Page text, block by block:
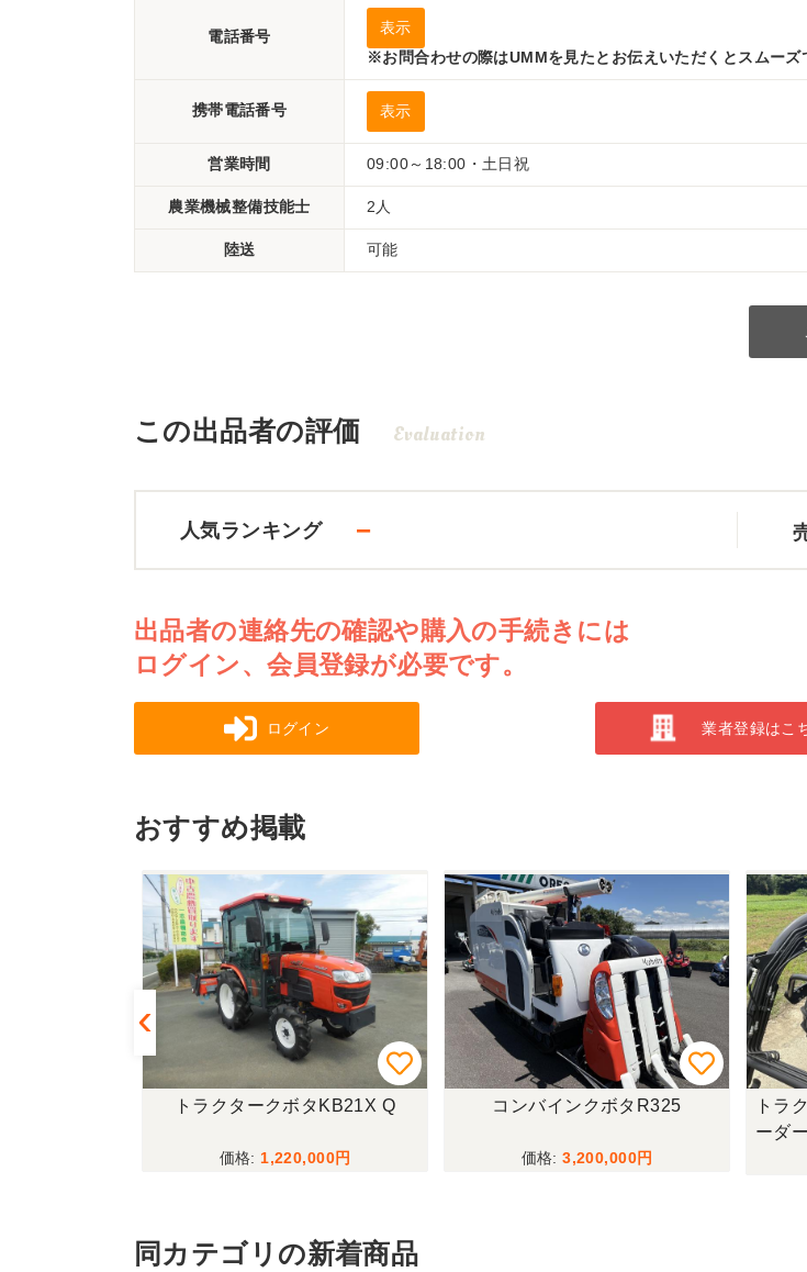
電話番号
表示
※お問合わせの際はUMMを見たとお伝えいただくとスムーズ
携帯電話番号 表示
営業時間 09:00～18:00・土日祝
農業機械整備技能士 2人
陸送 可能
この出品者の評価 Evaluation
人気ランキング －
出品者の連絡先の確認や購入の手続きには
ログイン、会員登録が必要です。
ログイン 業者登録はこ
おすすめ掲載
トラクタークボタKB21X Q
1,220,000
コンバインクボタR325
3,200,000
トラ
ーダ
同カテゴリの新着商品